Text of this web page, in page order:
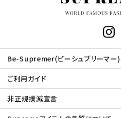
Be-Supremer(ビーシュプリーマー)
ご利用ガイド
非正規撲滅宣言